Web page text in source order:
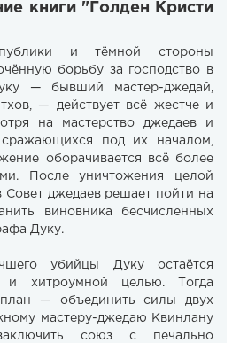
книги "Голден Кристи
и тёмной стороны
борьбу за господство в
— бывший мастер-джедай,
— действует всё жестче и
на мастерство джедаев и
сражающихся под их началом,
оборачивается всё более
После уничтожения целой
джедаев решает пойти на
виновника бесчисленных
Дуку.
убийцы Дуку остаётся
и хитроумной целью. Тогда
план — объединить силы двух
мастеру-джедаю Квинлану
союз с печально